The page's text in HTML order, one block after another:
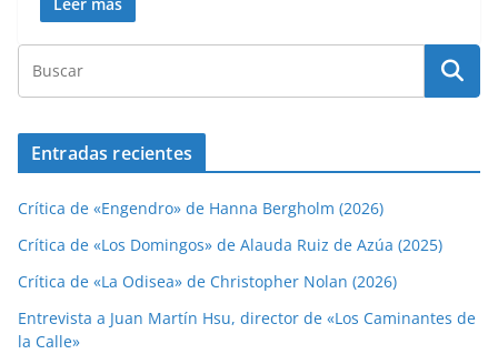
Entradas recientes
Crítica de «Engendro» de Hanna Bergholm (2026)
Crítica de «Los Domingos» de Alauda Ruiz de Azúa (2025)
Crítica de «La Odisea» de Christopher Nolan (2026)
Entrevista a Juan Martín Hsu, director de «Los Caminantes de
la Calle»